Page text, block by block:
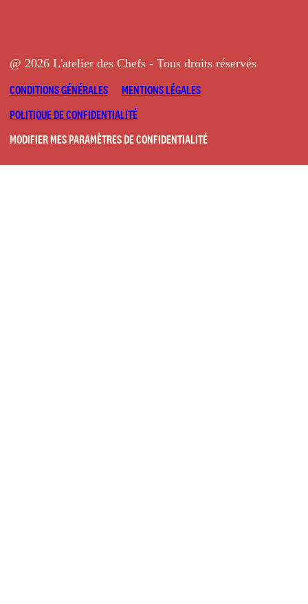
@ 2026 L'atelier des Chefs - Tous droits réservés
CONDITIONS GÉNÉRALES
MENTIONS LÉGALES
POLITIQUE DE CONFIDENTIALITÉ
MODIFIER MES PARAMÈTRES DE CONFIDENTIALITÉ